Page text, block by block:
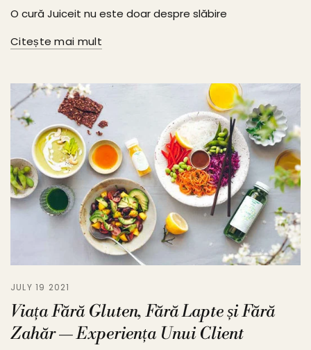
O cură Juiceit nu este doar despre slăbire
Citește mai mult
JULY 19 2021
Viața Fără Gluten, Fără Lapte și Fără
Zahăr — Experiența Unui Client